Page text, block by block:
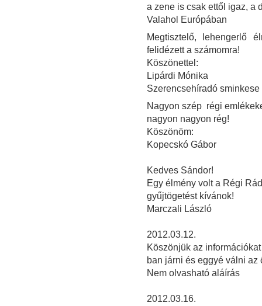
a zene is csak ettől igaz, a
Valahol Európában
Megtisztelő, lehengerlő
felidézett a számomra!
Köszönettel:
Lipárdi Mónika
Szerencsehíradó sminkese
Nagyon szép régi
nagyon nagyon rég!
Köszönöm:
Kopecskó Gábor
Kedves Sándor!
Egy élmény volt a Régi
gyűjtögetést kívánok!
Marczali László
2012.03.12.
Köszönjük az
ban járni és eggyé válni az
Nem olvasható aláírás
2012.03.16.